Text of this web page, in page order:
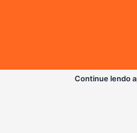
Continue lendo